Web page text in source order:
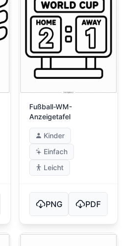
Fußball-WM-
Anzeigetafel
Kinder
Einfach
Leicht
PNG PDF